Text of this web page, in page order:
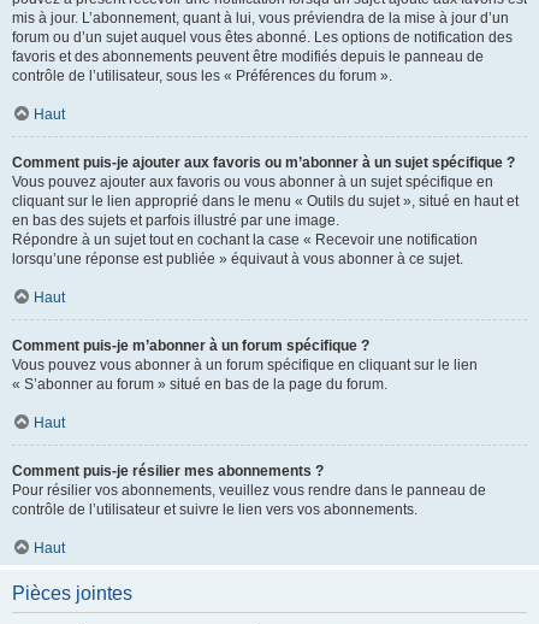
mis à jour. L’abonnement, quant à lui, vous préviendra de la mise à jour d’un
forum ou d’un sujet auquel vous êtes abonné. Les options de notification des
favoris et des abonnements peuvent être modifiés depuis le panneau de
contrôle de l’utilisateur, sous les « Préférences du forum ».
Haut
Comment puis-je ajouter aux favoris ou m’abonner à un sujet spécifique ?
Vous pouvez ajouter aux favoris ou vous abonner à un sujet spécifique en
cliquant sur le lien approprié dans le menu « Outils du sujet », situé en haut et
en bas des sujets et parfois illustré par une image.
Répondre à un sujet tout en cochant la case « Recevoir une notification
lorsqu’une réponse est publiée » équivaut à vous abonner à ce sujet.
Haut
Comment puis-je m’abonner à un forum spécifique ?
Vous pouvez vous abonner à un forum spécifique en cliquant sur le lien
« S’abonner au forum » situé en bas de la page du forum.
Haut
Comment puis-je résilier mes abonnements ?
Pour résilier vos abonnements, veuillez vous rendre dans le panneau de
contrôle de l’utilisateur et suivre le lien vers vos abonnements.
Haut
Pièces jointes